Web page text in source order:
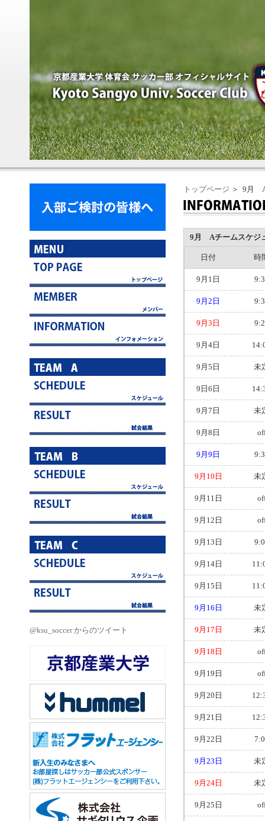
@ksu_soccer からのツイート
トップページ ＞ 9月
9月 Aチームスケジ
日付 時
9月1日
9月2日
9月3日
9月4日
9月5日 未
9日6日
9月7日 未
9月8日
9月9日
9月10日 未
9月11日
9月12日
9月13日
9月14日
9月15日
9月16日 未
9月17日 未
9月18日
9月19日
9月20日
9月21日
9月22日
9月23日 未
9月24日 未
9月25日